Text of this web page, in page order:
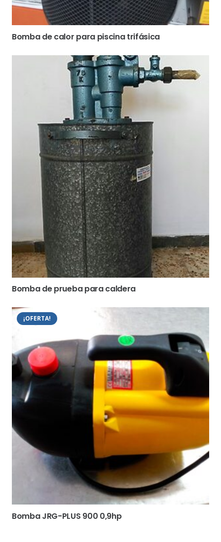
Bomba de calor para piscina trifásica
Bomba de prueba para caldera
¡OFERTA!
Bomba JRG-PLUS 900 0,9hp